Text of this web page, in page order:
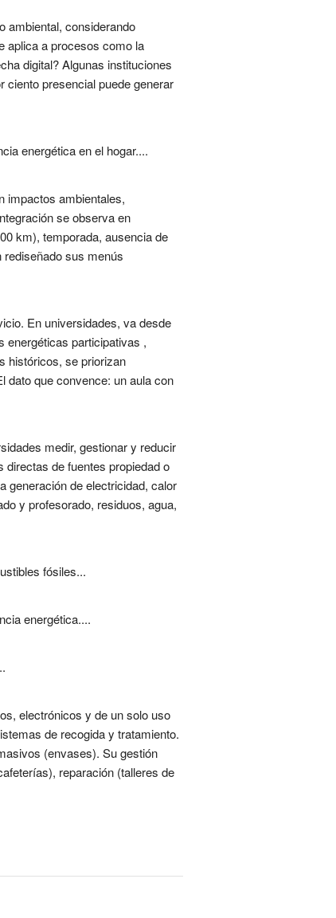
ambiental, considerando
aplica a procesos como la
digital? Algunas instituciones
ciento presencial puede generar
energética en el hogar....
impactos ambientales,
se observa en
km), temporada, ausencia de
sus menús
En universidades, va desde
participativas ,
históricos, se priorizan
dato que convence: un aula con
medir, gestionar y reducir
de fuentes propiedad o
generación de electricidad, calor
y profesorado, residuos, agua,
fósiles...
energética....
electrónicos y de un solo uso
de recogida y tratamiento.
(envases). Su gestión
reparación (talleres de